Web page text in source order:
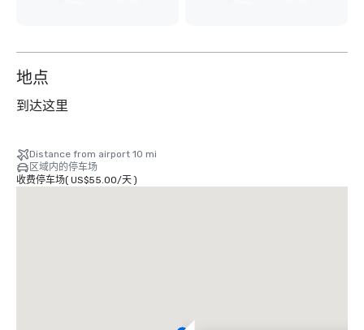
地点
到达这里
Distance from airport 10 mi
区域内的停车场
收费停车场( US$55.00/天)